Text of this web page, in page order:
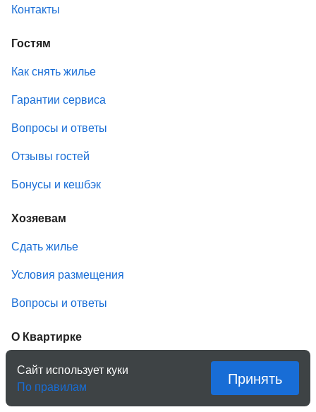
Контакты
Гостям
Как снять жилье
Гарантии сервиса
Вопросы и ответы
Отзывы гостей
Бонусы и кешбэк
Хозяевам
Сдать жилье
Условия размещения
Вопросы и ответы
О Квартирке
Компания
История
Сайт использует куки
По правилам
Принять